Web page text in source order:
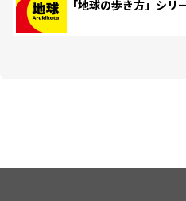
「地球の歩き方」シリ